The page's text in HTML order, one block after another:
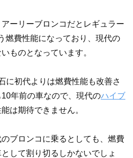
ーリーブロンコだとレギュラー
燃費性能になっており、現代の
ものとなっています。
に初代よりは燃費性能も改善さ
年前の車なので、現代のハイブ
は期待できません。
ブロンコに乗るとしても、燃費
して割り切るしかないでしょ